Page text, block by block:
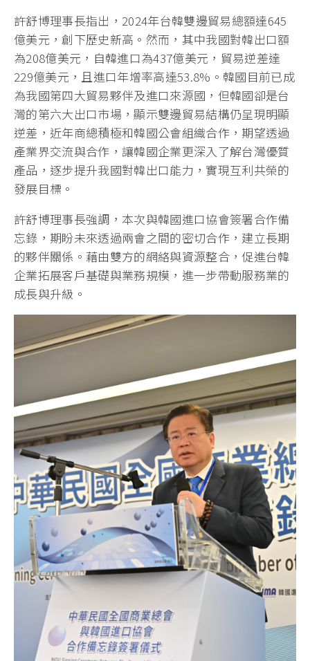
許舒博理事長指出，2024年台韓雙邊貿易總額達645
億美元，創下歷史新高。然而，其中我國對韓出口額
為208億美元，自韓進口為437億美元，貿易逆差達
229億美元，且進口年增率高達53.8%。韓國目前已成
為我國第四大貿易夥伴及進口來源國，但韓國卻是台
灣的第六大出口市場，顯示雙邊貿易結構仍呈現明顯
逆差，近年商總積極和韓國公會組織合作，期望透過
產業界交流與合作，讓韓國企業更深入了解台灣優質
產品，逐步提升我國對韓出口能力，實現互利共榮的
發展目標。
許舒博理事長強調，本次與韓國進口協會簽署合作備
忘錄，期盼未來透過兩會之間的密切合作，建立長期
的夥伴關係。藉由雙方的網絡與資源整合，促進台韓
企業拓展客戶基礎與業務規模，進一步帶動服務業的
成長與升級。